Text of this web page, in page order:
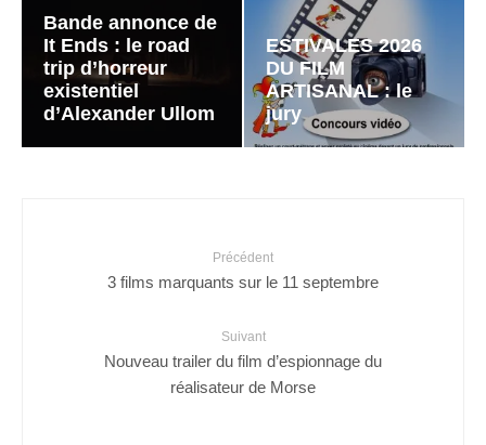
Bande annonce de
It Ends : le road
trip d’horreur
existentiel
d’Alexander Ullom
ESTIVALES 2026
DU FILM
ARTISANAL : le
jury
Précédent
3 films marquants sur le 11 septembre
Suivant
Nouveau trailer du film d’espionnage du
réalisateur de Morse